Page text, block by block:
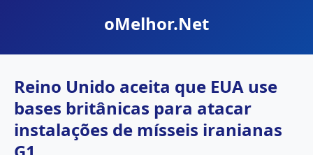
oMelhor.Net
Reino Unido aceita que EUA use
bases britânicas para atacar
instalações de mísseis iranianas